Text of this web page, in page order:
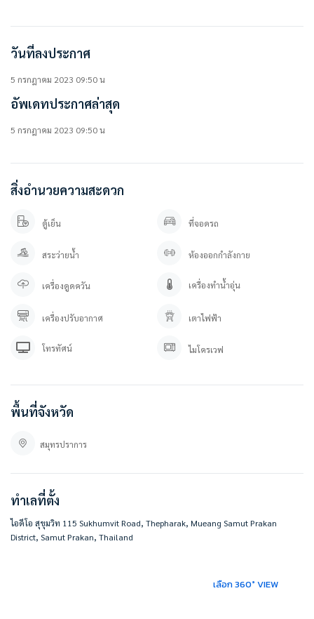
• Lobby
• สวนพักผ่อน
• สนามเด็กเล่น
• สระว่ายน้ำ
• จากุชชี่
• ลิฟท์โดยสาร 4 ตัว
• Access Card Control
• CCTV
• รปภ. 24 ชม.
————————–
สนใจติดต่อ / นัดดูห้อง
คุณภัทร 0 9 3 – 5 4 6 2 9 7 9
Line OA. : https://lin.ee/YfpvBtC (@besthome)
WWW.BESTHOMECONDO.COM
ไอดีโอ สุขุมวิท 115
234 หมู่ที่ 4 ถ. สุขุมวิท ตำบลเทพารักษ์ อำเภอเมืองสมุทรปราการ สมุทรปราการ
https://goo.gl/maps/GKTfVvJcyQE2vvkz5
#BESTHOMECONDO
วันที่ลงประกาศ
5 กรกฎาคม 2023 09:50 น
อัพเดทประกาศล่าสุด
5 กรกฎาคม 2023 09:50 น
สิ่งอำนวยความสะดวก
ตู้เย็น ที่จอดรถ
สระว่ายน้ำ ห้องออกกำลังกาย
เครื่องดูดควัน เครื่องทำน้ำอุ่น
เครื่องปรับอากาศ เตาไฟฟ้า
โทรทัศน์ ไมโครเวฟ
พื้นที่จังหวัด
สมุทรปราการ
ทำเลที่ตั้ง
ไอดีโอ สุขุมวิท 115 Sukhumvit Road, Thepharak, Mueang Samut Prakan
District, Samut Prakan, Thailand
เลือก 360° VIEW